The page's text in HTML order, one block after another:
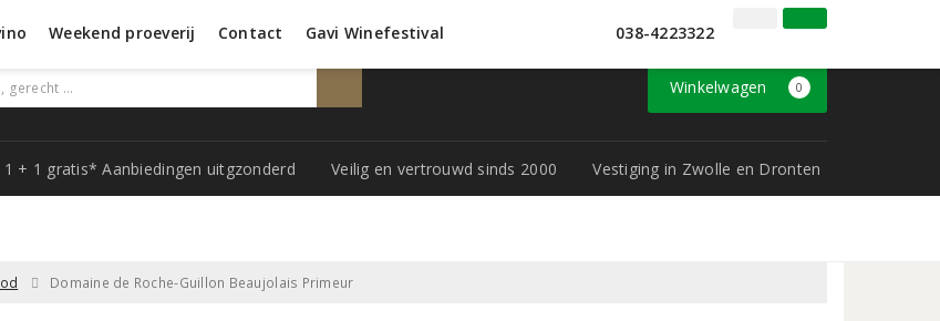
Inloggen
Winkelwagen 0
+ 1 gratis* Aanbiedingen uitgzonderd Veilig en vertrouwd sinds 2000 Vestiging in Zwolle en Dronten
Weekend proeverij Contact Gavi Winefestival 038-4223322
Domaine de Roche-Guillon Beaujolais Primeur